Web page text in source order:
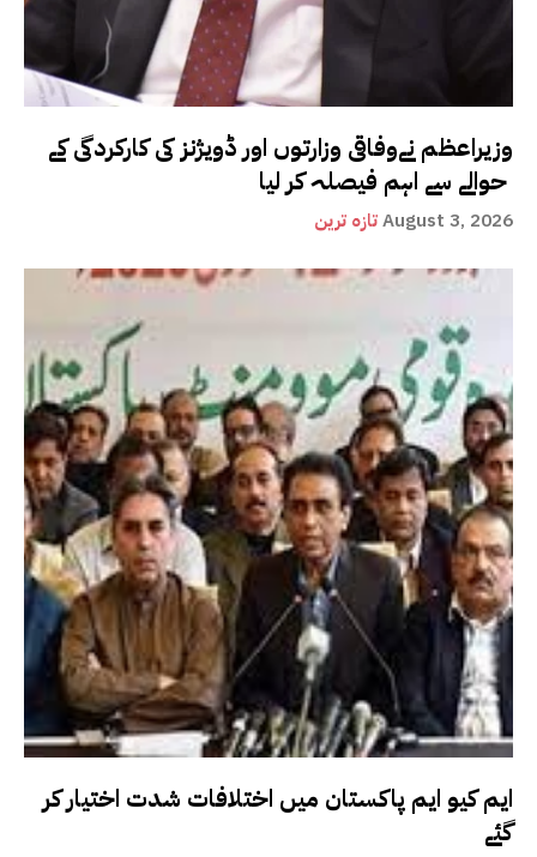
وزیراعظم نےوفاقی وزارتوں اور ڈویژنز کی کارکردگی کے
تازہ ترینAugust 3, 2026
ایم کیو ایم پاکستان میں اختلافات شدت اختیار کر
گئے